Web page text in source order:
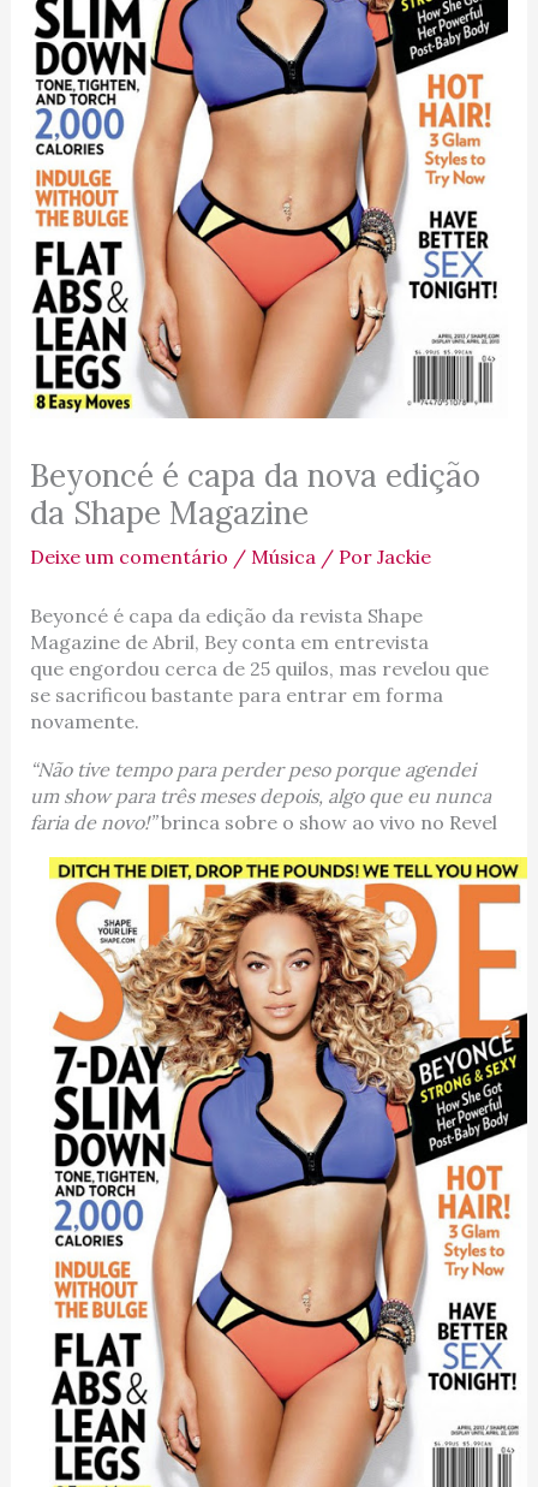
Beyoncé é capa da nova edição
da Shape Magazine
Deixe um comentário / Música / Por Jackie
Beyoncé é capa da edição da revista Shape
Magazine de Abril, Bey conta em entrevista
que engordou cerca de 25 quilos, mas revelou que
se sacrificou bastante para entrar em forma
novamente.
“Não tive tempo para perder peso porque agendei
um show para três meses depois, algo que eu nunca
faria de novo!”brinca sobre o show ao vivo no Revel